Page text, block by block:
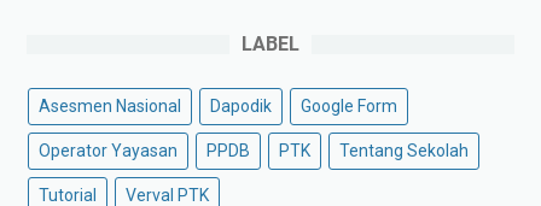
LABEL
Asesmen Nasional Dapodik Google Form
Operator Yayasan PPDB PTK Tentang Sekolah
Tutorial Verval PTK